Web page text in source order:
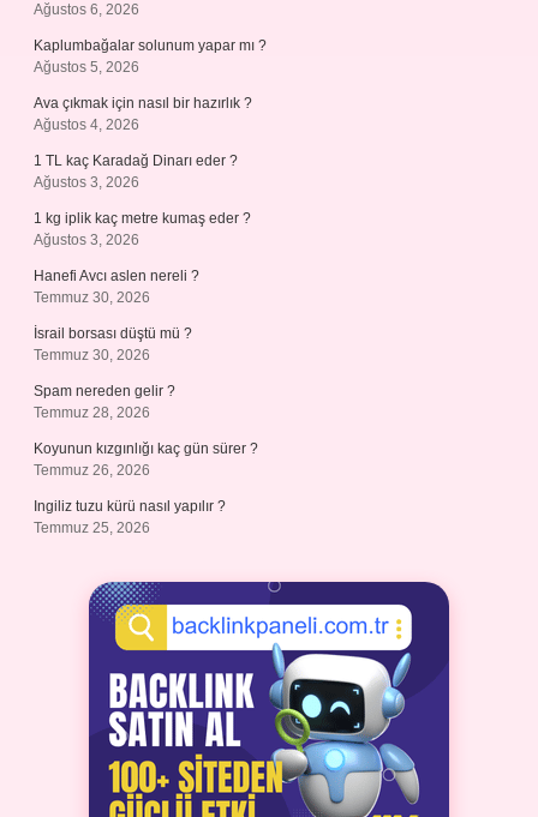
Ağustos 6, 2026
Kaplumbağalar solunum yapar mı ?
Ağustos 5, 2026
Ava çıkmak için nasıl bir hazırlık ?
Ağustos 4, 2026
1 TL kaç Karadağ Dinarı eder ?
Ağustos 3, 2026
1 kg iplik kaç metre kumaş eder ?
Ağustos 3, 2026
Hanefi Avcı aslen nereli ?
Temmuz 30, 2026
İsrail borsası düştü mü ?
Temmuz 30, 2026
Spam nereden gelir ?
Temmuz 28, 2026
Koyunun kızgınlığı kaç gün sürer ?
Temmuz 26, 2026
Ingiliz tuzu kürü nasıl yapılır ?
Temmuz 25, 2026